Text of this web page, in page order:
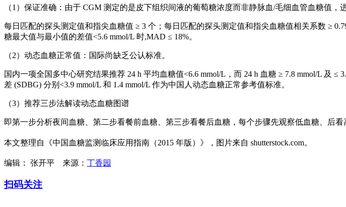
（1）保证准确：由于 CGM 测定的是皮下组织间液的葡萄糖浓度而非静脉血/毛细血管血糖值，
每日匹配的探头测定值和指尖血糖值 ≥ 3 个；每日匹配的探头测定值和指尖血糖值相关系数 ≥
糖最大值与最小值的差值<5.6 mmol/L 时,MAD ≤ 18%。
（2）动态血糖正常值：国际尚缺乏公认标准。
国内一项全国多中心研究结果推荐 24 h 平均血糖值<6.6 mmol/L，而 24 h 血糖 ≥ 7.8 mmol/L 及
差 (SDBG) 分别<3.9 mmol/L 和 1.4 mmol/L 作为中国人动态血糖正常参考值标准。
（3）推荐三步法解读动态血糖图谱
即第一步分析夜间血糖、第二步看餐前血糖、第三步看餐后血糖，每个步骤先观察低血糖、后
本文整理自《中国血糖监测临床应用指南（2015 年版）》，图片来自 shutterstock.com。
编辑： 张开平 来源： 丁香园
扫码关注